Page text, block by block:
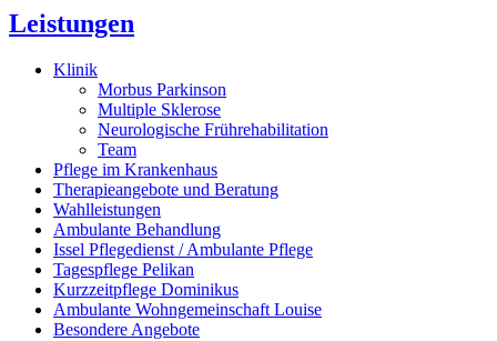
Leistungen
Klinik
Morbus Parkinson
Multiple Sklerose
Neurologische Frührehabilitation
Team
Pflege im Krankenhaus
Therapieangebote und Beratung
Wahlleistungen
Ambulante Behandlung
Issel Pflegedienst / Ambulante Pflege
Tagespflege Pelikan
Kurzzeitpflege Dominikus
Ambulante Wohngemeinschaft Louise
Besondere Angebote